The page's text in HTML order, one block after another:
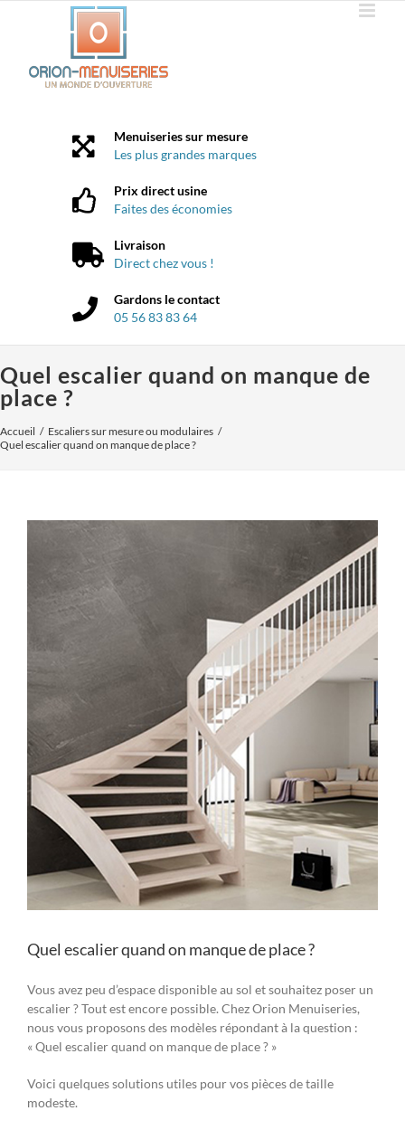
Menuiseries sur mesure
Les plus grandes marques
Prix direct usine
Faites des économies
Livraison
Direct chez vous !
Gardons le contact
05 56 83 83 64
Quel escalier quand on manque de
place ?
Accueil
Escaliers sur mesure ou modulaires
Quel escalier quand on manque de place ?
agrandie
Quel escalier quand on manque de place ?
Vous avez peu d’espace disponible au sol et souhaitez poser un
escalier ? Tout est encore possible. Chez Orion Menuiseries,
nous vous proposons des modèles répondant à la question :
« Quel escalier quand on manque de place ? »
Voici quelques solutions utiles pour vos pièces de taille
modeste.